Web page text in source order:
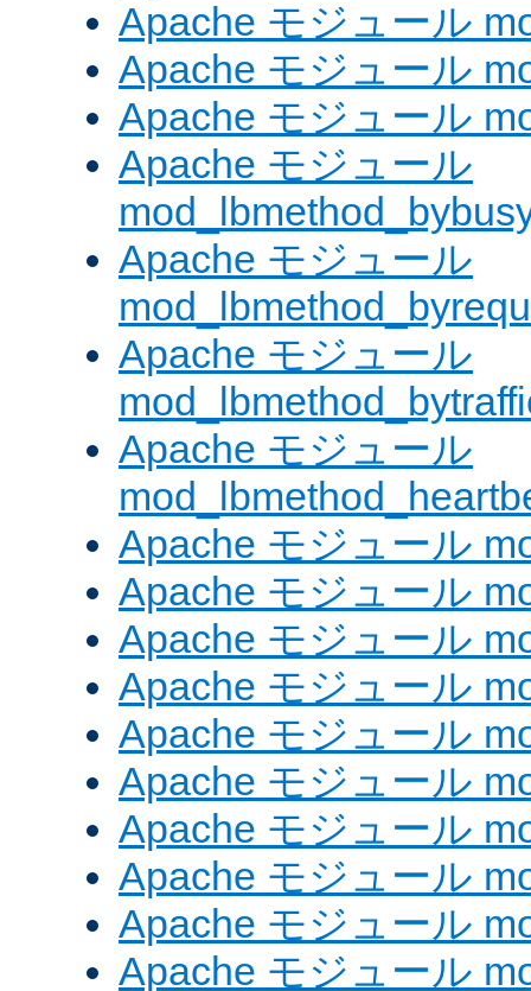
Apache モジュール
Apache モジュール
Apache モジュール
Apache モジュール
Apache モジュール
Apache モジュール
Apache モジュール
Apache モジュール
Apache モジュール
Apache モジュール
Apache モジュール
Apache モジュール
Apache モジュール
Apache モジュール
Apache モジュール
Apache モジュール
Apache モジュール